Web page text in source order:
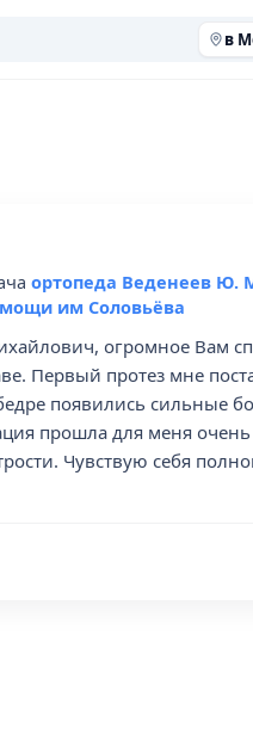
в
ортопеда Веденеев Ю.
им Соловьёва
огромное Вам
Первый протез мне
появились сильные
прошла для меня
Чувствую себя